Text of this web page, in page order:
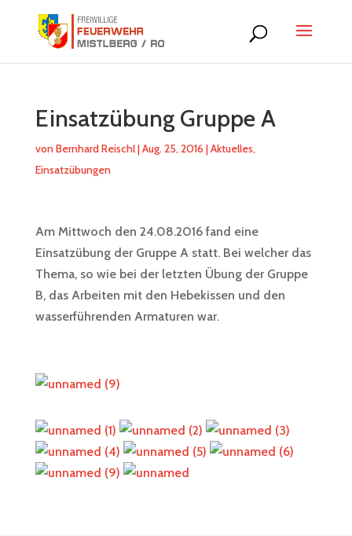
Einsatzübung Gruppe A
vonBernhard Reischl|Aug. 25, 2016 |Aktuelles,
Einsatzübungen
Am Mittwoch den 24.08.2016 fand eine
Einsatzübung der Gruppe A statt. Bei welcher das
Thema, so wie bei der letzten Übung der Gruppe
B, das Arbeiten mit den Hebekissen und den
wasserführenden Armaturen war.